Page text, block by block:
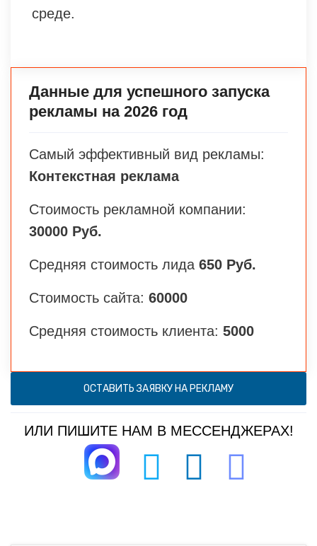
среде.
Данные для успешного запуска
рекламы на 2026 год
Самый эффективный вид рекламы:
Контекстная реклама
Стоимость рекламной компании:
30000 Руб.
Средняя стоимость лида 650 Руб.
Стоимость сайта: 60000
Средняя стоимость клиента: 5000
ОСТАВИТЬ ЗАЯВКУ НА РЕКЛАМУ
ИЛИ ПИШИТЕ НАМ В МЕССЕНДЖЕРАХ!